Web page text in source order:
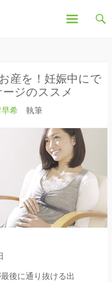
人科オンラインジ
問、出産について、産後の豆知識など、全記
産婦人科医・助産師が執筆し、わかりやすく解
ン
ツ
ッ
プ
産を！妊娠中にで
ジのススメ
希執筆
後に通り抜ける出